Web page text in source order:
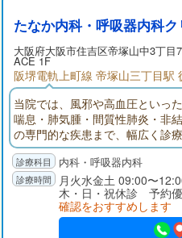
たなか内科・呼吸器内科ク
大阪府大阪市住吉区帝塚山中3丁目
ACE 1F
阪堺電軌上町線 帝塚山三丁目駅
当院では、風邪や高血圧といっ
喘息・肺気腫・間質性肺炎・非
の専門的な疾患まで、幅広く診
医・呼吸器専門医として、症状
の処置や必要に応じた専門機関
応いたします。「気軽に来られ
リニックを目指しています。
内科・呼吸器内科
月火水金土 09:00〜
木・日・祝休診 予約
確認をおすすめします